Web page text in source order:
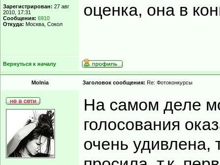
Зарегистрирован: 27 авг
2010, 17:31
Сообщения: 6910
Откуда: Москва, Сокол
оценка, она в
Вернуться к началу
Molnia Заголовок сообщения: Re: Фотоконкурсы
На самом деле
голосования
очень удивлена,